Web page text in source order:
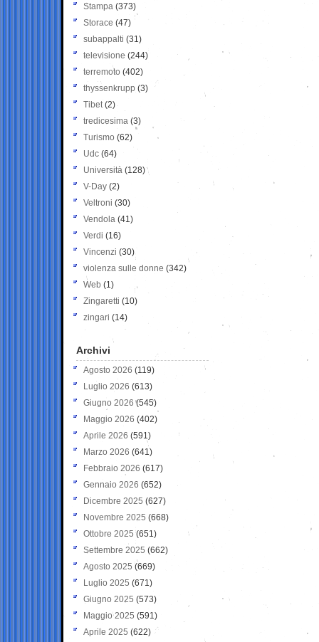
Stampa (373)
Storace (47)
subappalti (31)
televisione(244)
terremoto (402)
thyssenkrupp (3)
Tibet(2)
tredicesima (3)
Turismo (62)
Udc (64)
Università (128)
V-Day (2)
Veltroni (30)
Vendola (41)
Verdi (16)
Vincenzi (30)
violenza sulle donne (342)
Web (1)
Zingaretti (10)
zingari (14)
Archivi
Agosto 2026 (119)
Luglio 2026 (613)
Giugno 2026 (545)
Maggio 2026 (402)
Aprile 2026 (591)
Marzo 2026 (641)
Febbraio 2026 (617)
Gennaio 2026 (652)
Dicembre 2025 (627)
Novembre 2025 (668)
Ottobre 2025 (651)
Settembre 2025 (662)
Agosto 2025 (669)
Luglio 2025 (671)
Giugno 2025 (573)
Maggio 2025 (591)
Aprile 2025 (622)